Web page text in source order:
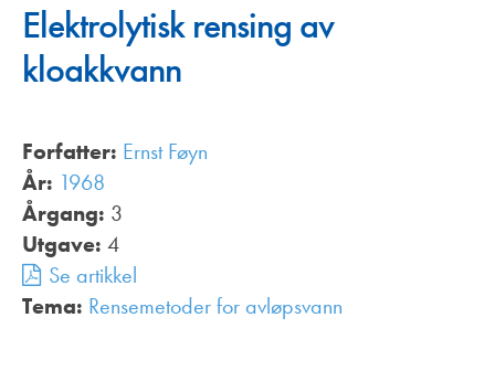
Elektrolytisk rensing av
kloakkvann
Forfatter: Ernst Føyn
År: 1968
Årgang: 3
Utgave: 4
Se artikkel
Tema: Rensemetoder for avløpsvann